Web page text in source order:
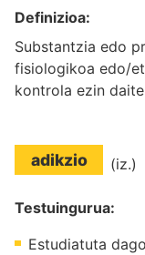
Definizioa:
Substantzia edo
fisiologikoa edo/
kontrola ezin
adikzio (iz.)
Testuingurua:
Estudiatuta